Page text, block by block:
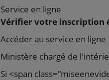
Service en ligne
Vérifier votre inscription
Accéder au service en ligne
Ministère chargé de
Si <span